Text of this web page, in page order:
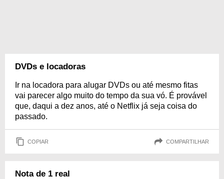
DVDs e locadoras
Ir na locadora para alugar DVDs ou até mesmo fitas
vai parecer algo muito do tempo da sua vó. É provável
que, daqui a dez anos, até o Netflix já seja coisa do
passado.
COPIAR COMPARTILHAR
Nota de 1 real